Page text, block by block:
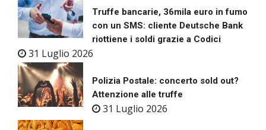
Truffe bancarie, 36mila euro in fumo
con un SMS: cliente Deutsche Bank
riottiene i soldi grazie a Codici
31 Luglio 2026
Polizia Postale: concerto sold out?
Attenzione alle truffe
31 Luglio 2026